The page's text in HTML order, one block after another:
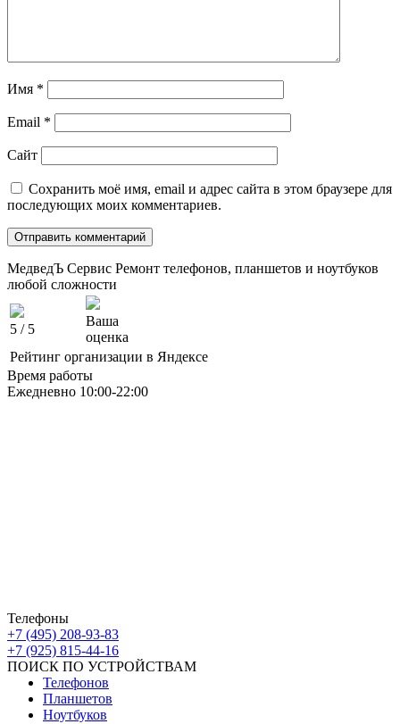
Имя *
Email *
Сайт
Сохранить моё имя, email и адрес сайта в этом браузере для
последующих моих комментариев.
МедведЪ Сервис Ремонт телефонов, планшетов и ноутбуков
любой сложности
5 / 5
Ваша
оценка
Рейтинг организации в Яндексе
Время работы
Ежедневно 10:00-22:00
Телефоны
+7 (495) 208-93-83
+7 (925) 815-44-16
ПОИСК ПО УСТРОЙСТВАМ
Телефонов
Планшетов
Ноутбуков